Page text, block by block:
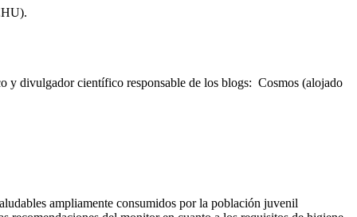
y divulgador científico responsable de los blogs: Cosmos (alojado
ampliamente consumidos por la población juvenil